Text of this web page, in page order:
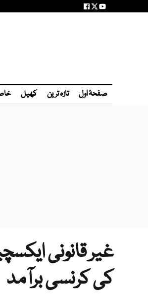
صفحۂ اول تازہ ترین کھیل
کی کرنسی برآمد